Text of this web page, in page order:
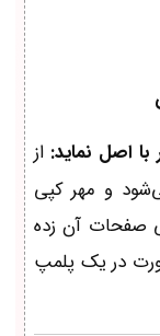
با اصل نماید: از
و مهر کپی
صفحات آن زده
در یک پلمپ